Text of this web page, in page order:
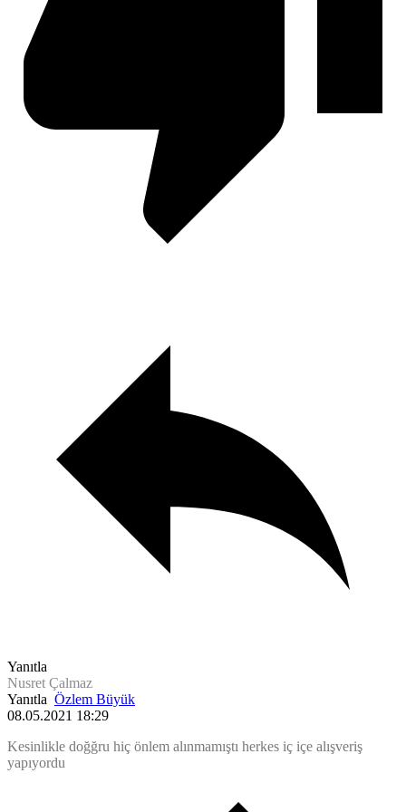
Yanıtla
Nusret Çalmaz
Yanıtla Özlem Büyük
08.05.2021 18:29
Kesinlikle doğğru hiç önlem alınmamıştı herkes iç içe alışveriş
yapıyordu